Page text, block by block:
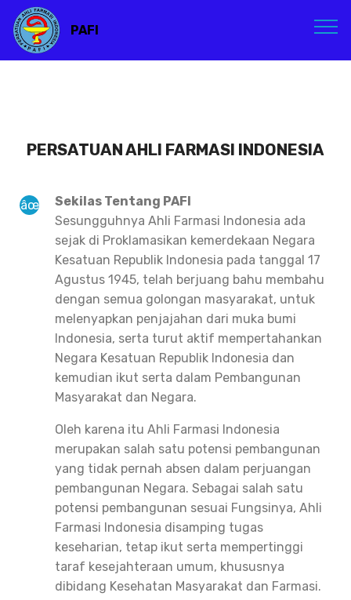
PAFI
PERSATUAN AHLI FARMASI INDONESIA
Sekilas Tentang PAFI
Sesungguhnya Ahli Farmasi Indonesia ada
sejak di Proklamasikan kemerdekaan Negara
Kesatuan Republik Indonesia pada tanggal 17
Agustus 1945, telah berjuang bahu membahu
dengan semua golongan masyarakat, untuk
melenyapkan penjajahan dari muka bumi
Indonesia, serta turut aktif mempertahankan
Negara Kesatuan Republik Indonesia dan
kemudian ikut serta dalam Pembangunan
Masyarakat dan Negara.
Oleh karena itu Ahli Farmasi Indonesia
merupakan salah satu potensi pembangunan
yang tidak pernah absen dalam perjuangan
pembangunan Negara. Sebagai salah satu
potensi pembangunan sesuai Fungsinya, Ahli
Farmasi Indonesia disamping tugas
keseharian, tetap ikut serta mempertinggi
taraf kesejahteraan umum, khususnya
dibidang Kesehatan Masyarakat dan Farmasi.